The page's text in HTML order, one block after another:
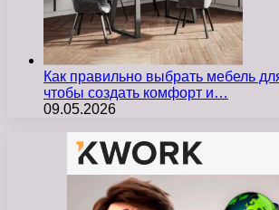
Как правильно выбрать мебель
чтобы создать комфорт и…
09.05.2026